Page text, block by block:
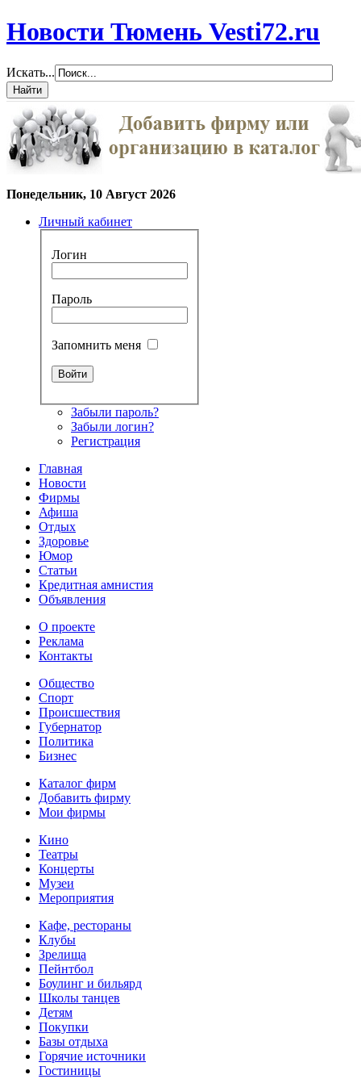
Новости Тюмень Vesti72.ru
Искать...
Понедельник, 10 Август 2026
Личный кабинет
Логин
Пароль
Запомнить меня
Забыли пароль?
Забыли логин?
Регистрация
Главная
Новости
Фирмы
Афиша
Отдых
Здоровье
Юмор
Статьи
Кредитная амнистия
Объявления
О проекте
Реклама
Контакты
Общество
Спорт
Происшествия
Губернатор
Политика
Бизнес
Каталог фирм
Добавить фирму
Мои фирмы
Кино
Театры
Концерты
Музеи
Мероприятия
Кафе, рестораны
Клубы
Зрелища
Пейнтбол
Боулинг и бильярд
Школы танцев
Детям
Покупки
Базы отдыха
Горячие источники
Гостиницы